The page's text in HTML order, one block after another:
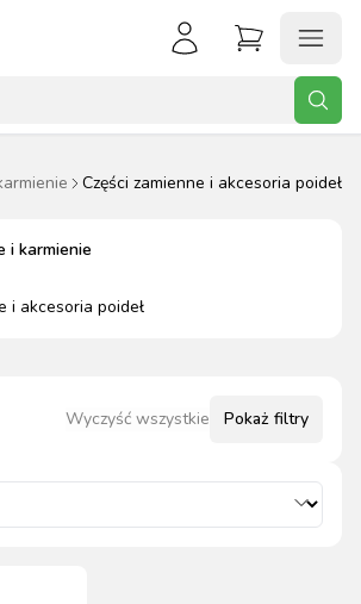
Części zamienne i akcesoria poideł
i karmienie
i akcesoria poideł
Wyczyść wszystkie Pokaż filtry